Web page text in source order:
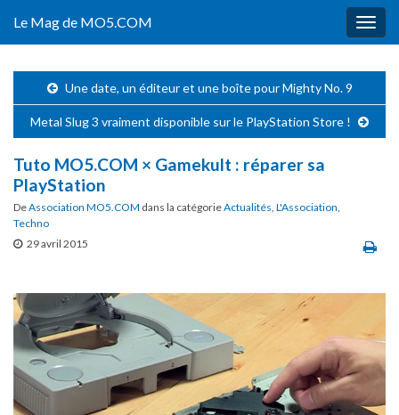
Le Mag de MO5.COM
Une date, un éditeur et une boîte pour Mighty No. 9
Metal Slug 3 vraiment disponible sur le PlayStation Store !
Tuto MO5.COM × Gamekult : réparer sa
PlayStation
DeAssociation MO5.COM dans la catégorieActualités, L'Association,
Techno
29 avril 2015